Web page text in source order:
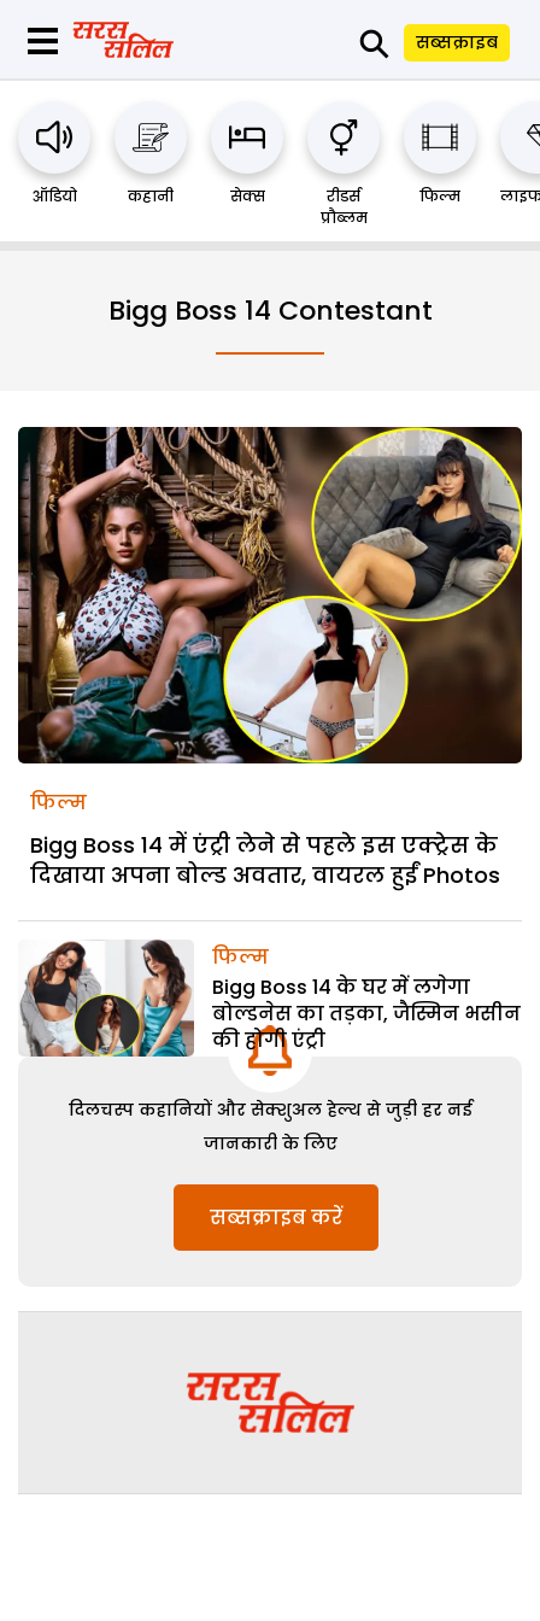
⚲ सब्सक्राइब
ऑडियो कहानी सेक्स
रीडर्स
प्रौब्लम
फिल्म
Bigg Boss 14 Contestant
फिल्म
Bigg Boss 14 में एंट्री लेने से पहले इस एक्ट्रेस के
दिखाया अपना बोल्ड अवतार, वायरल हुईं Photos
फिल्म
Bigg Boss 14 के घर में लगेगा
बोल्डनेस का तड़का, जैस्मिन भसीन
की होगी एंट्री
दिलचस्प कहानियों और सेक्शुअल हेल्थ से जुड़ी हर नई
जानकारी के लिए
सब्सक्राइब करें